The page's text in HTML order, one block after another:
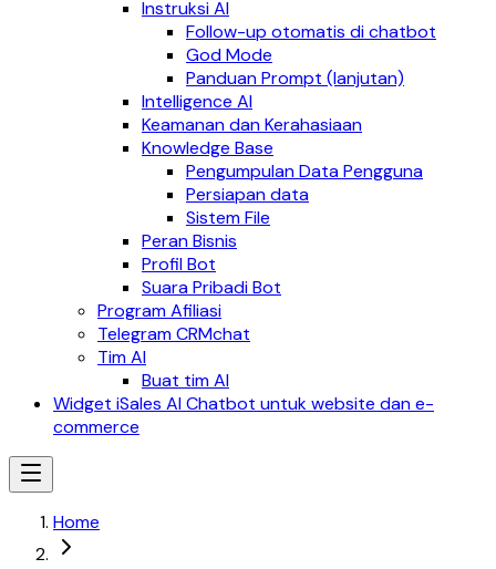
Instruksi AI
Follow-up otomatis di chatbot
God Mode
Panduan Prompt (lanjutan)
Intelligence AI
Keamanan dan Kerahasiaan
Knowledge Base
Pengumpulan Data Pengguna
Persiapan data
Sistem File
Peran Bisnis
Profil Bot
Suara Pribadi Bot
Program Afiliasi
Telegram CRMchat
Tim AI
Buat tim AI
Widget iSales AI Chatbot untuk website dan e-
commerce
Home